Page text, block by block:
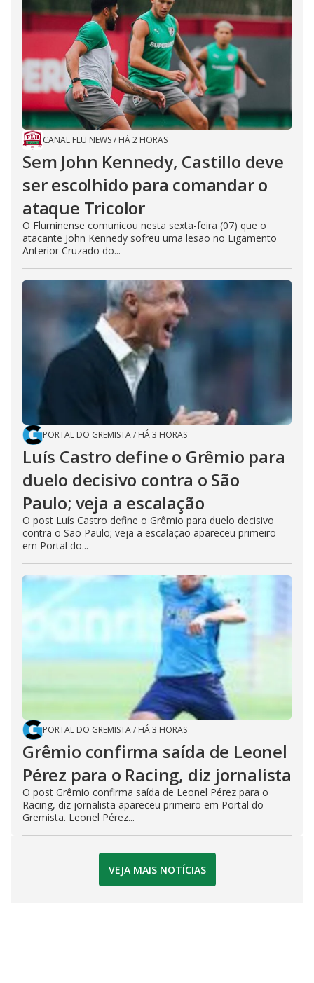
CANAL FLU NEWS/ HÁ 2 HORAS
Sem John Kennedy, Castillo deve
ser escolhido para comandar o
ataque Tricolor
O Fluminense comunicou nesta sexta-feira (07) que o
atacante John Kennedy sofreu uma lesão no Ligamento
Anterior Cruzado do...
PORTAL DO GREMISTA/ HÁ 3 HORAS
Luís Castro define o Grêmio para
duelo decisivo contra o São
Paulo; veja a escalação
O post Luís Castro define o Grêmio para duelo decisivo
contra o São Paulo; veja a escalação apareceu primeiro
em Portal do...
PORTAL DO GREMISTA/ HÁ 3 HORAS
Grêmio confirma saída de Leonel
Pérez para o Racing, diz jornalista
O post Grêmio confirma saída de Leonel Pérez para o
Racing, diz jornalista apareceu primeiro em Portal do
Gremista. Leonel Pérez...
VEJA MAIS NOTÍCIAS